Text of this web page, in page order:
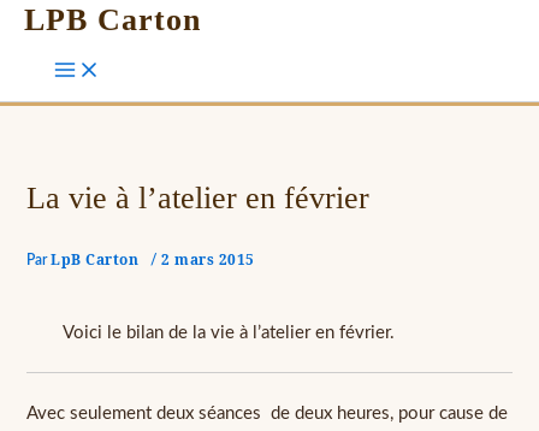
LPB Carton
La vie à l’atelier en février
ParLpB Carton /2 mars 2015
Voici le bilan de la vie à l’atelier en février.
Avec seulement deux séances de deux heures, pour cause de